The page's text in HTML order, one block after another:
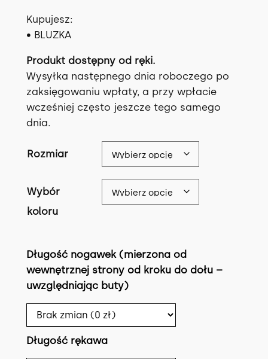
r
w
o
t
w
y
n
o
s
u
a
l
n
a
c
e
n
y
o
s
Kupujesz:
• BLUZKA
Produkt dostępny od ręki.
Wysyłka następnego dnia roboczego po
zaksięgowaniu wpłaty, a przy wpłacie
wcześniej często jeszcze tego samego
dnia.
Rozmiar
Wybór
koloru
Długość nogawek (mierzona od
wewnętrznej strony od kroku do dołu –
uwzględniając buty)
Długość rękawa